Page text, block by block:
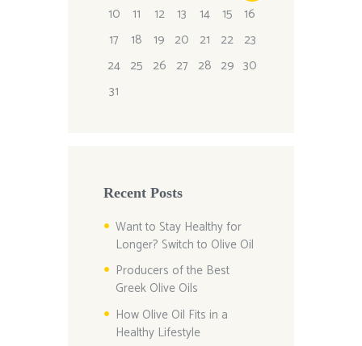
10
11 12 13 14 15
16
17
18 19 20 21 22 23
24 25 26 27 28 29 30
31
Recent Posts
Want to Stay Healthy for
Longer? Switch to Olive Oil
Producers of the Best
Greek Olive Oils
How Olive Oil Fits in a
Healthy Lifestyle